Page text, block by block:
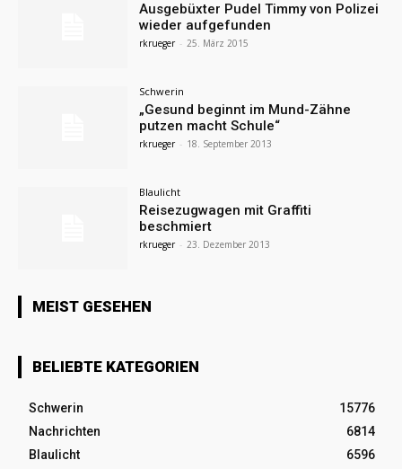
Ausgebüxter Pudel Timmy von Polizei
wieder aufgefunden
rkrueger - 25. März 2015
Schwerin
„Gesund beginnt im Mund-Zähne
putzen macht Schule“
rkrueger - 18. September 2013
Blaulicht
Reisezugwagen mit Graffiti
beschmiert
rkrueger - 23. Dezember 2013
MEIST GESEHEN
BELIEBTE KATEGORIEN
Schwerin
15776
Nachrichten
6814
Blaulicht
6596